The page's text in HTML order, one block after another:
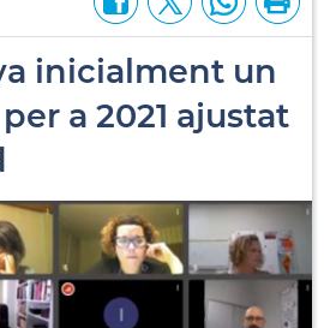
inicialment un
a 2021 ajustat